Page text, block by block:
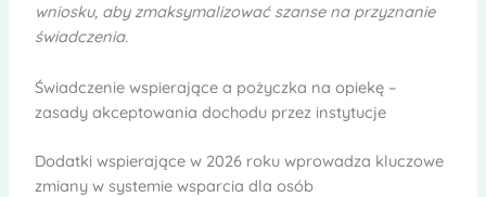
wniosku, aby zmaksymalizować szanse na przyznanie
świadczenia.
Świadczenie wspierające a pożyczka na opiekę –
zasady akceptowania dochodu przez instytucje
Dodatki wspierające w 2026 roku wprowadza kluczowe
zmiany w systemie wsparcia dla osób